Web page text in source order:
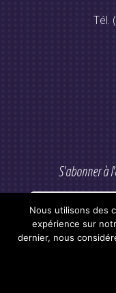
Tél.
S'abonner à
Nous utilisons des
expérience sur
dernier, nous